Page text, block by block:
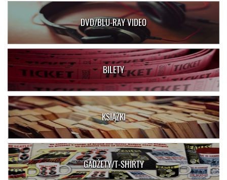
DVD/BLU-RAY VIDEO
BILETY
KSIĄŻKI
GADŻETY/T-SHIRTY